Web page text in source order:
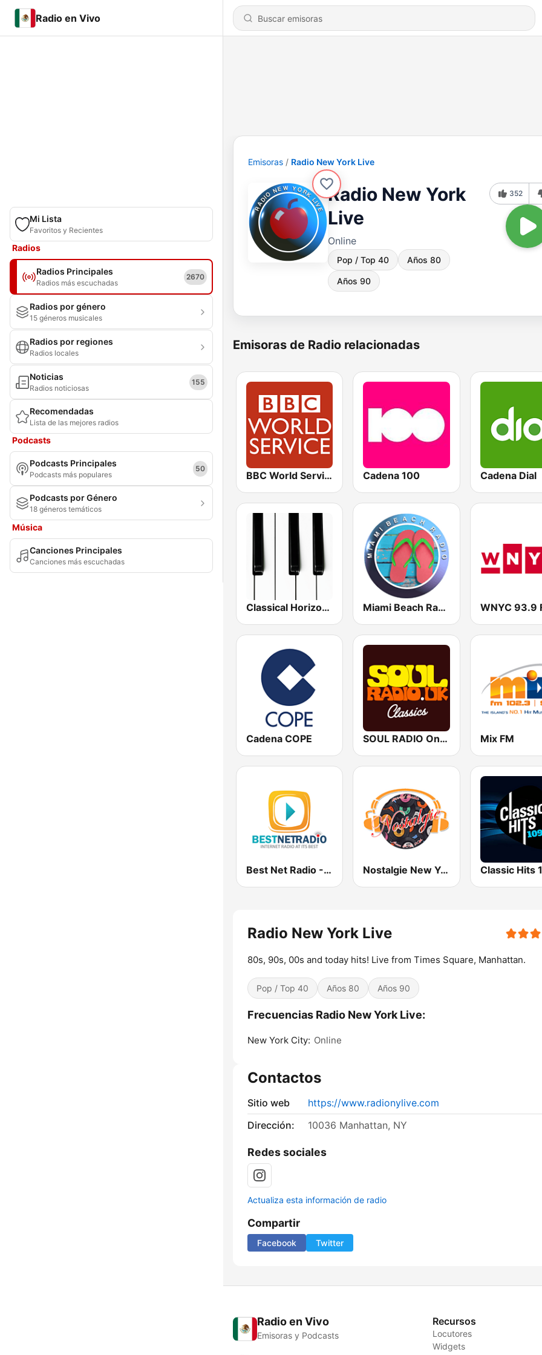
Radio en Vivo
Mi Lista
Favoritos y Recientes
Radios
Radios Principales
Radios más escuchadas
2670
Radios por género
15 géneros musicales
Radios por regiones
Radios locales
Noticias
Radios noticiosas
155
Recomendadas
Lista de las mejores radios
Podcasts
Podcasts Principales
Podcasts más populares
50
Podcasts por Género
18 géneros temáticos
Música
Canciones Principales
Canciones más escuchadas
Emisoras Radio New York Live
Radio New York
Live
Online
Pop / Top 40 Años 80
Años 90
352
Emisoras de Radio relacionadas
BBC World Service Cadena 100 Cadena Dial
Classical Horizon Radio (International) Miami Beach Radio WNYC 93.9
Cadena COPE SOUL RADIO Only Classic Soul Mix FM
Best Net Radio - Country Oldies Nostalgie New York
Radio New York Live
80s, 90s, 00s and today hits! Live from Times Square, Manhattan.
Pop / Top 40 Años 80 Años 90
Frecuencias Radio New York Live:
New York City: Online
Contactos
Sitio web
https://www.radionylive.com
Dirección:
10036 Manhattan, NY
Redes sociales
Actualiza esta información de radio
Compartir
Facebook Twitter
Radio en Vivo
Emisoras y Podcasts
Recursos
Locutores
Widgets